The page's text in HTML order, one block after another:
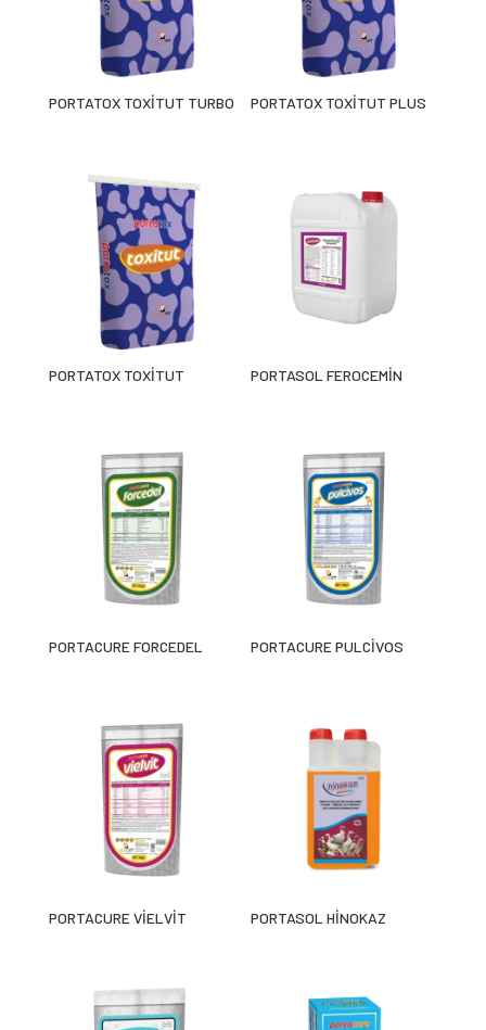
PORTATOX TOXİTUT TURBO PORTATOX TOXİTUT PLUS
PORTATOX TOXİTUT PORTASOL FEROCEMİN
PORTACURE FORCEDEL PORTACURE PULCİVOS
PORTACURE VİELVİT PORTASOL HİNOKAZ